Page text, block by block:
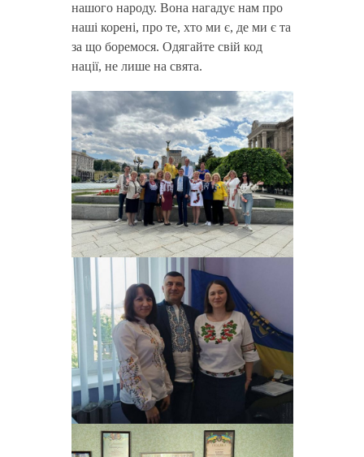
нашого народу. Вона нагадує нам про
наші корені, про те, хто ми є, де ми є та
за що боремося. Одягайте свій код
нації, не лише на свята.